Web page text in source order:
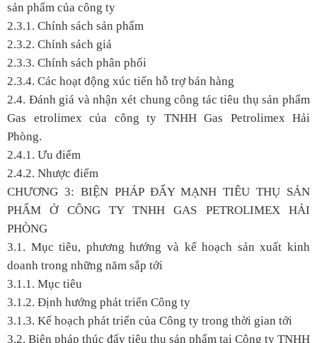
sản phẩm của công ty
2.3.1. Chính sách sản phẩm
2.3.2. Chính sách giá
2.3.3. Chính sách phân phối
2.3.4. Các hoạt động xúc tiến hỗ trợ bán hàng
2.4. Đánh giá và nhận xét chung công tác tiêu thụ sản phẩm
Gas etrolimex của công ty TNHH Gas Petrolimex Hải
Phòng.
2.4.1. Ưu điểm
2.4.2. Nhược điểm
CHƯƠNG 3: BIỆN PHÁP ĐẨY MẠNH TIÊU THỤ SẢN
PHẨM Ở CÔNG TY TNHH GAS PETROLIMEX HẢI
PHÒNG
3.1. Mục tiêu, phương hướng và kế hoạch sản xuất kinh
doanh trong những năm sắp tới
3.1.1. Mục tiêu
3.1.2. Định hướng phát triển Công ty
3.1.3. Kế hoạch phát triển của Công ty trong thời gian tới
3.2. Biện pháp thúc đẩy tiêu thụ sản phẩm tại Công ty TNHH